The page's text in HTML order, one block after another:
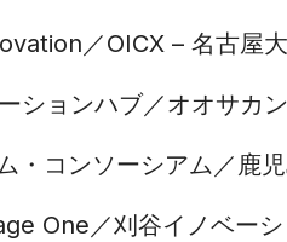
OICX – 名古屋
ションハブ オオサカ
・コンソーシアム 鹿
One 刈谷イノベー